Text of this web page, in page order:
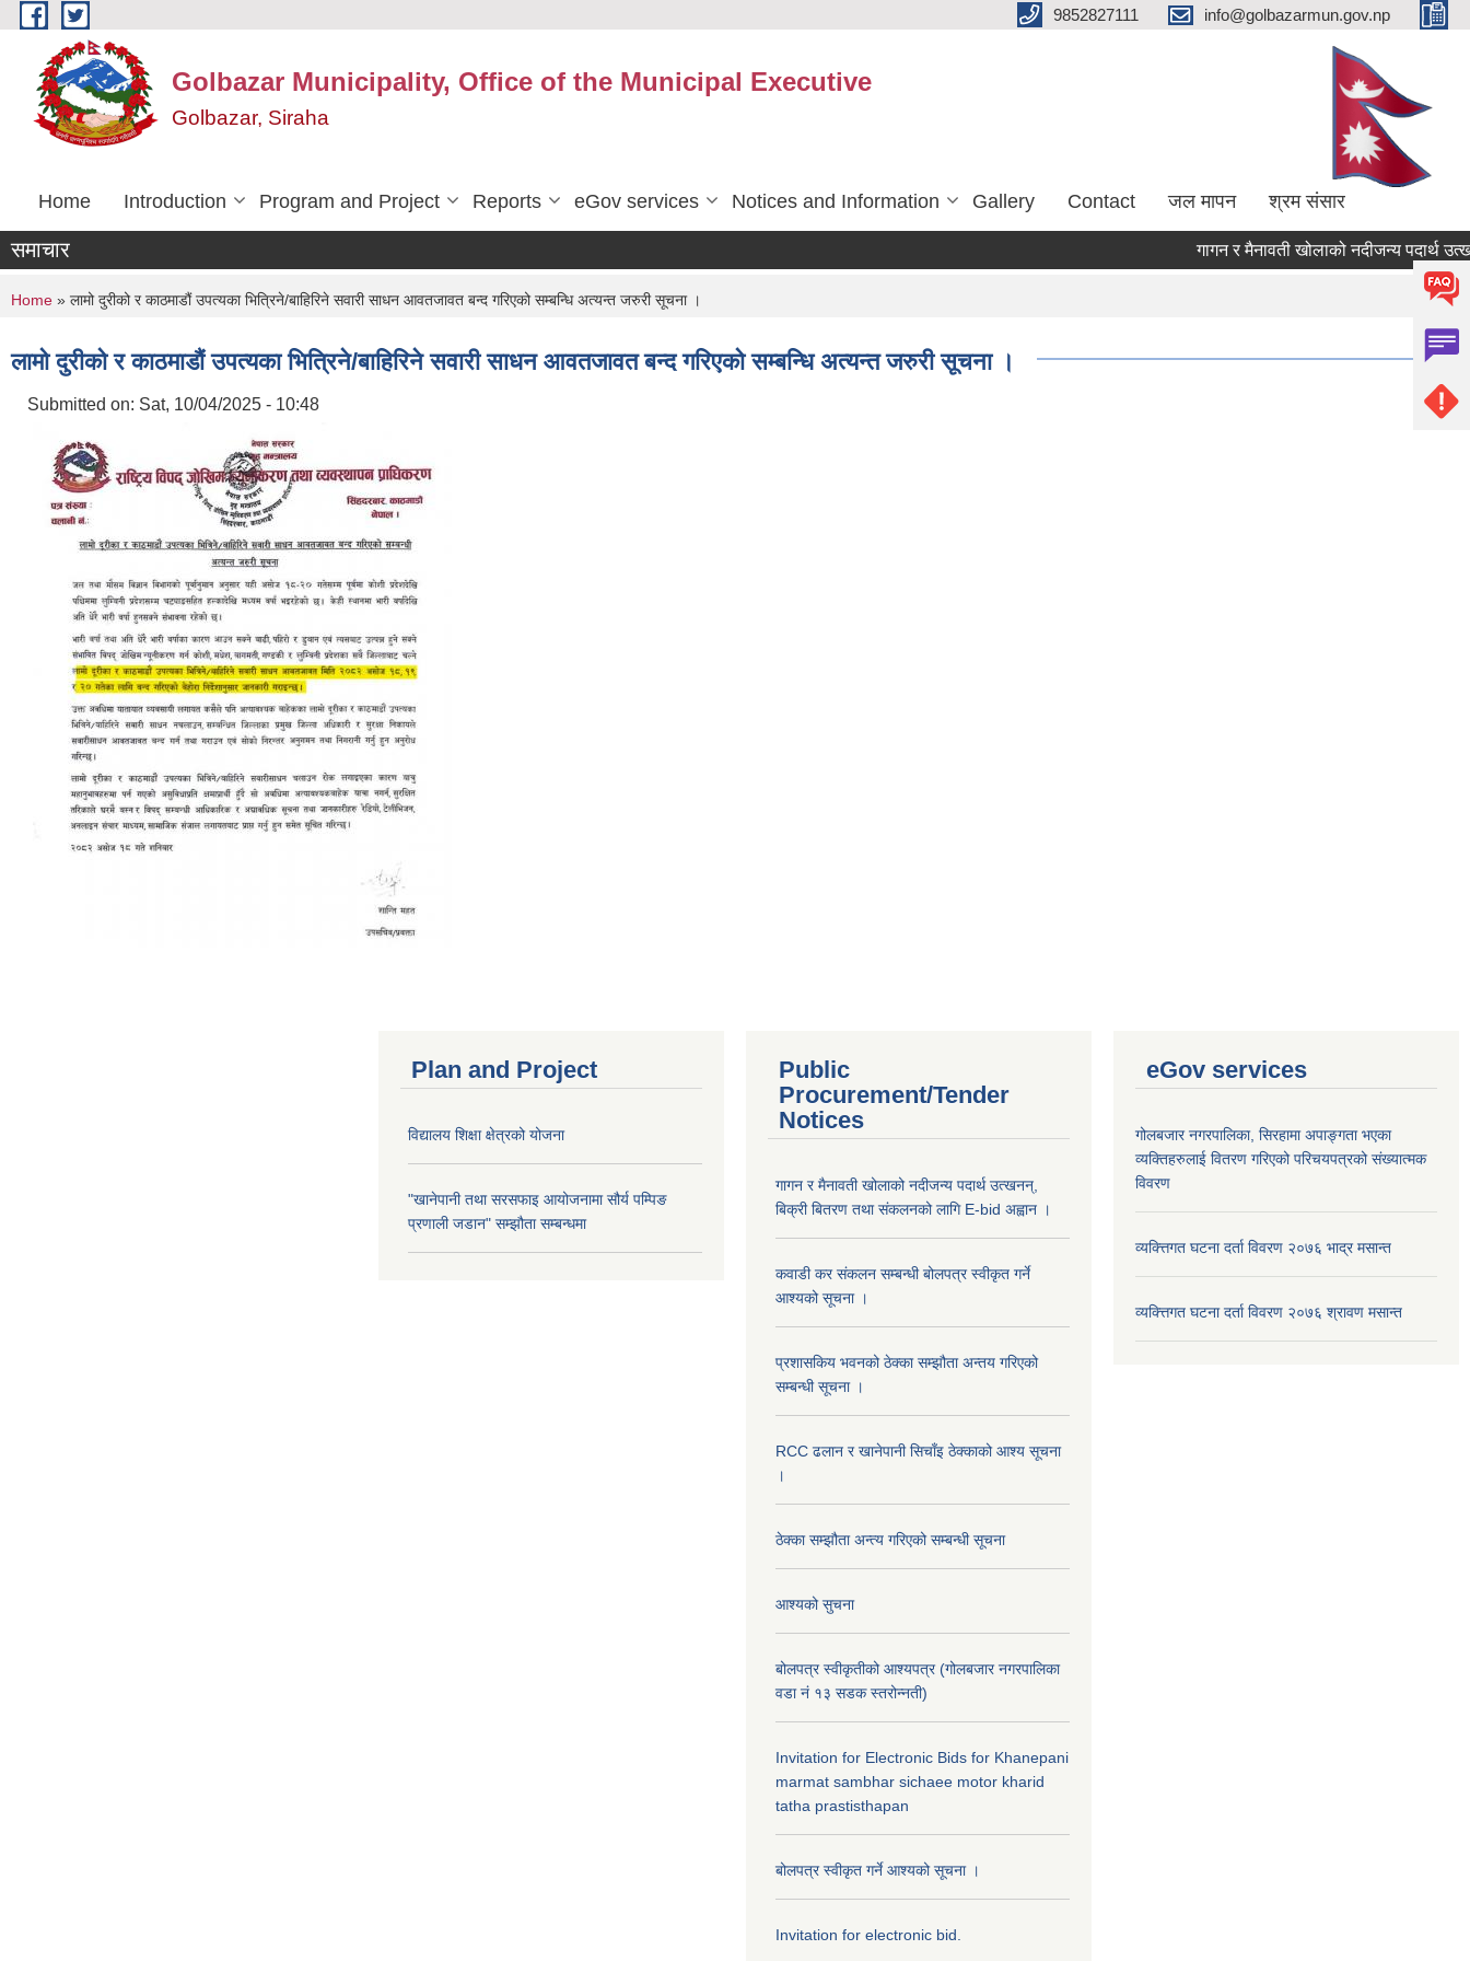
Skip to main content 9852827111 info@golbazarmun.gov.np
Golbazar Municipality, Office of the Municipal Executive
Golbazar, Siraha
Home Introduction Program and Project Reports eGov services Notices and Information Gallery Contact जल मापन श्रम संसार
समाचार गागन र मैनावती खोलाको नदीजन्य पदार्थ
You are here
Home » लामो दुरीको र काठमाडौं उपत्यका भित्रिने/बाहिरिने सवारी साधन आवतजावत बन्द गरिएको सम्बन्धि अत्यन्त जरुरी सूचना ।
लामो दुरीको र काठमाडौं उपत्यका भित्रिने/बाहिरिने सवारी साधन आवतजावत बन्द गरिएको सम्बन्धि अत्यन्त जरुरी सूचना ।
Submitted on: Sat, 10/04/2025 - 10:48
Plan and Project
विद्यालय शिक्षा क्षेत्रको योजना
"खानेपानी तथा सरसफाइ आयोजनामा सौर्य पम्पिङ
प्रणाली जडान" सम्झौता सम्बन्धमा
Public
Procurement/Tender
Notices
गागन र मैनावती खोलाको नदीजन्य पदार्थ उत्खनन्,
बिक्री बितरण तथा संकलनको लागि E-bid अह्वान ।
कवाडी कर संकलन सम्बन्धी बोलपत्र स्वीकृत गर्ने
आश्यको सूचना ।
प्रशासकिय भवनको ठेक्का सम्झौता अन्तय गरिएको
सम्बन्धी सूचना ।
RCC ढलान र खानेपानी सिचाँइ ठेक्काको आश्य सूचना
।
ठेक्का सम्झौता अन्त्य गरिएको सम्बन्धी सूचना
आश्यको सुचना
बोलपत्र स्वीकृतीको आश्यपत्र (गोलबजार नगरपालिका
वडा नं १३ सडक स्तरोन्नती)
Invitation for Electronic Bids for Khanepani
marmat sambhar sichaee motor kharid
tatha prastisthapan
बोलपत्र स्वीकृत गर्ने आश्यको सूचना ।
Invitation for electronic bid.
eGov services
गोलबजार नगरपालिका, सिरहामा अपाङ्गता भएका
व्यक्तिहरुलाई वितरण गरिएको परिचयपत्रको संख्यात्मक
विवरण
व्यक्त्तिगत घटना दर्ता विवरण २०७६ भाद्र मसान्त
व्यक्त्तिगत घटना दर्ता विवरण २०७६ श्रावण मसान्त